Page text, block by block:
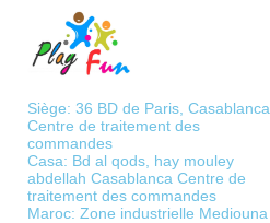
Siège: 36 BD de Paris, Casablanca
Centre de traitement des
commandes
Casa: Bd al qods, hay mouley
abdellah Casablanca Centre de
traitement des commandes
Maroc: Zone industrielle Mediouna